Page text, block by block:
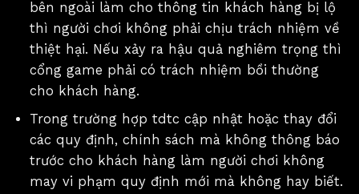
bên ngoài làm cho thông tin khách hàng bị lộ
thì người chơi không phải chịu trách nhiệm về
thiệt hại. Nếu xảy ra hậu quả nghiêm trọng thì
cổng game phải có trách nhiệm bồi thường
cho khách hàng.
Trong trường hợp tdtc cập nhật hoặc thay đổi
các quy định, chính sách mà không thông báo
trước cho khách hàng làm người chơi không
may vi phạm quy định mới mà không hay biết.